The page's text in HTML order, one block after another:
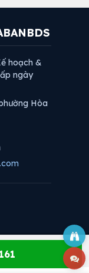
hoạch &
ngày
Hòa